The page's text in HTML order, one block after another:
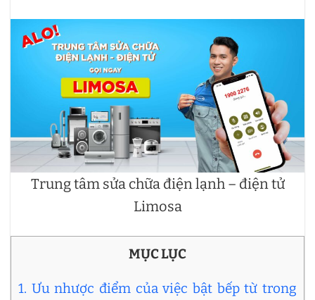
Trung tâm sửa chữa điện lạnh – điện tử
Limosa
MỤC LỤC
1. Ưu nhược điểm của việc bật bếp từ trong